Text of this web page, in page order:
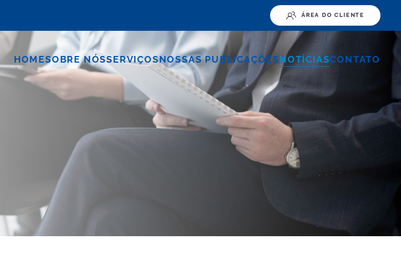
ÁREA DO CLIENTE
HOMESOBRE NÓSSERVIÇOSNOSSAS PUBLICAÇÕESNOTÍCIASCONTATO